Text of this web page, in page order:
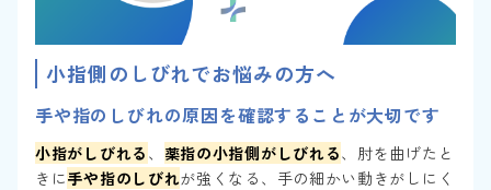
小指側のしびれでお悩みの方へ
手や指のしびれの原因を確認することが大切です
小指がしびれる 、 薬指の小指側がしびれる、肘を曲げたと
きに手や指のしびれが強くなる、手の細かい動きがしにく